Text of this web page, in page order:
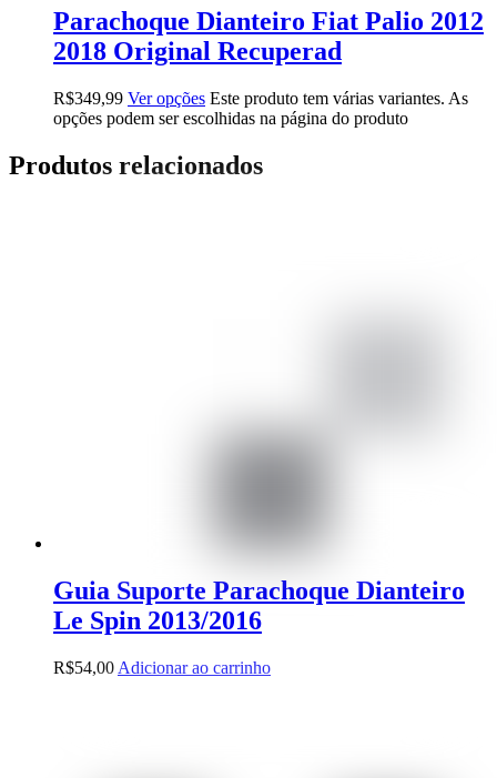
Parachoque Dianteiro Fiat Palio 2012
2018 Original Recuperad
R$349,99 Ver opções Este produto tem várias variantes. As
opções podem ser escolhidas na página do produto
Produtos relacionados
Guia Suporte Parachoque Dianteiro
Le Spin 2013/2016
R$54,00 Adicionar ao carrinho